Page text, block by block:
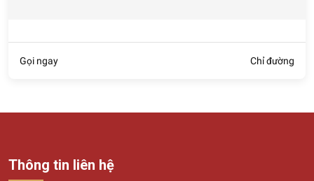
Gọi ngay Chỉ đường
Thông tin liên hệ